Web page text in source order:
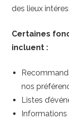
des lieux
Certaines
incluent :
nos
Listes
Informations